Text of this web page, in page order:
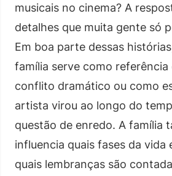
musicais no cinema? A
detalhes que muita gente só
Em boa parte dessas
família serve como
conflito dramático ou como
artista virou ao longo do
questão de enredo. A família
influencia quais fases da vida
quais lembranças são